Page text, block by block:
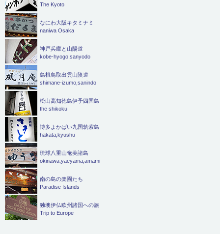
The Kyoto
なにわ大阪キタミナミ
naniwa Osaka
神戸兵庫と山陽道
kobe-hyogo,sanyodo
島根鳥取出雲山陰道
shimane-izumo,sanindo
松山高知徳島伊予四国島
the shikoku
博多よかばい九国筑紫島
hakata,kyushu
琉球八重山奄美諸島
okinawa,yaeyama,amami
南の島の楽園たち
Paradise Islands
独墺伊仏欧州諸国への旅
Trip to Europe